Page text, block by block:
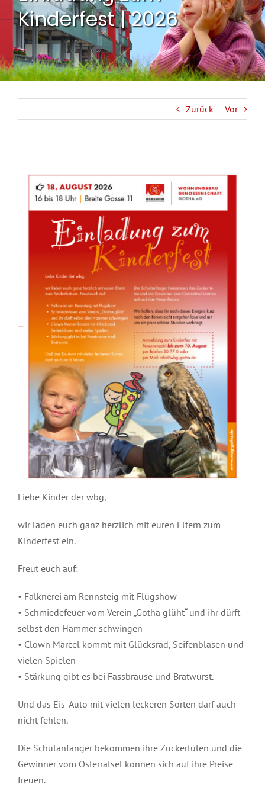
Kinderfest | 2026
Zurück Vor
Liebe Kinder der wbg,
wir laden euch ganz herzlich mit euren Eltern zum
Kinderfest ein.
Freut euch auf:
• Falknerei am Rennsteig mit Flugshow
• Schmiedefeuer vom Verein „Gotha glüht“ und ihr dürft
selbst den Hammer schwingen
• Clown Marcel kommt mit Glücksrad, Seifenblasen und
vielen Spielen
• Stärkung gibt es bei Fassbrause und Bratwurst.
Und das Eis-Auto mit vielen leckeren Sorten darf auch
nicht fehlen.
Die Schulanfänger bekommen ihre Zuckertüten und die
Gewinner vom Osterrätsel können sich auf ihre Preise
freuen.